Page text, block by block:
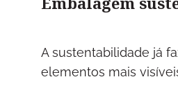
A sustentabilidade já
elementos mais